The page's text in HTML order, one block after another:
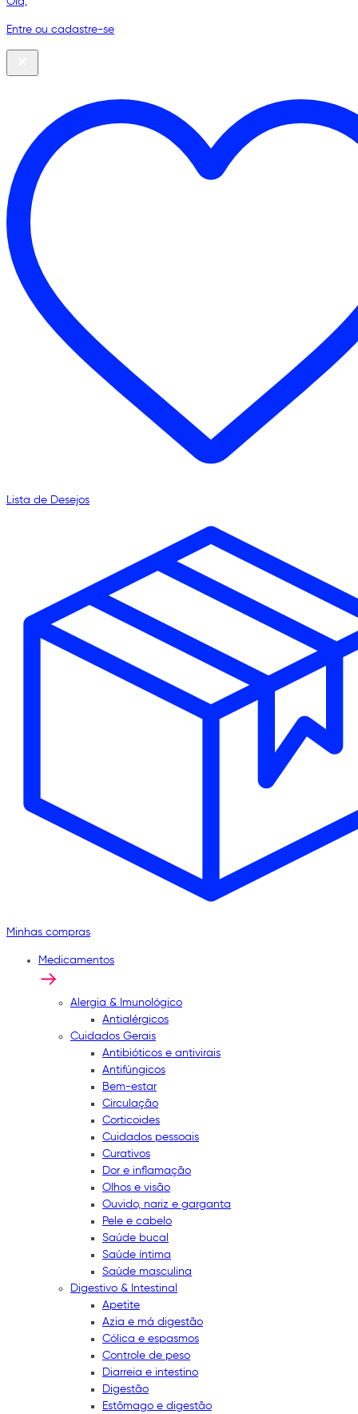
Entre ou cadastre-se
Lista de Desejos
Minhas compras
Medicamentos
Alergia & Imunológico
Antialérgicos
Cuidados Gerais
Antibióticos e antivirais
Antifúngicos
Bem-estar
Circulação
Corticoides
Cuidados pessoais
Curativos
Dor e inflamação
Olhos e visão
Ouvido, nariz e garganta
Pele e cabelo
Saúde bucal
Saúde íntima
Saúde masculina
Digestivo & Intestinal
Apetite
Azia e má digestão
Cólica e espasmos
Controle de peso
Diarreia e intestino
Digestão
Estômago e digestão